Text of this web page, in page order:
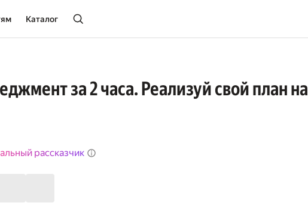
Каталог
за 2 часа. Реализуй свой план на
рассказчик